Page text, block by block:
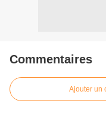
Commentaires
Ajouter un